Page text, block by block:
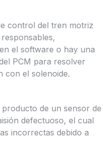
control del tren motriz
el software o hay una
PCM para resolver
con el solenoide.
de un sensor de
defectuoso, el cual
incorrectas debido a